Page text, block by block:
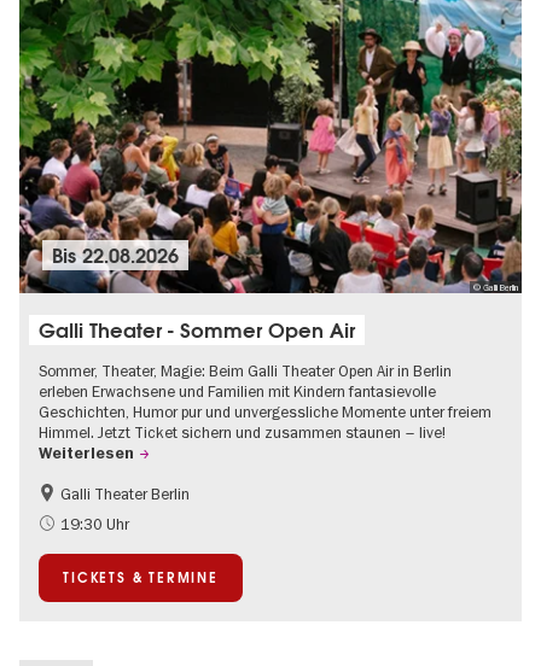
© Galli Berlin
Bis22.08.2026
Galli Theater - Sommer Open Air
Sommer, Theater, Magie: Beim Galli Theater Open Air in Berlin
erleben Erwachsene und Familien mit Kindern fantasievolle
Geschichten, Humor pur und unvergessliche Momente unter freiem
Himmel. Jetzt Ticket sichern und zusammen staunen – live!
Weiterlesen
Barrierefrei
Going local Berlin
Kultursommer
Open Air
Galli Theater Berlin
19:30 Uhr
TICKETS & TERMINE